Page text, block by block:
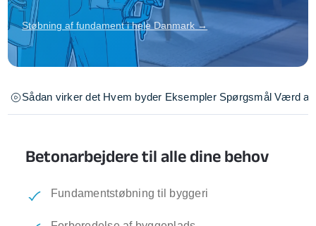
Støbning af fundament i hele Danmark →
Sådan virker det Hvem byder Eksempler Spørgsmål Værd at
Betonarbejdere til alle dine behov
Fundamentstøbning til byggeri